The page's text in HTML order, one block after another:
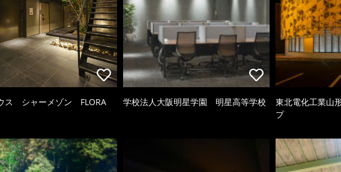
ス シャーメゾン FLORA 学校法人大阪明星学園 明星高等学校
東北電化工業山
プ